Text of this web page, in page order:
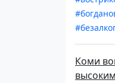
Коми